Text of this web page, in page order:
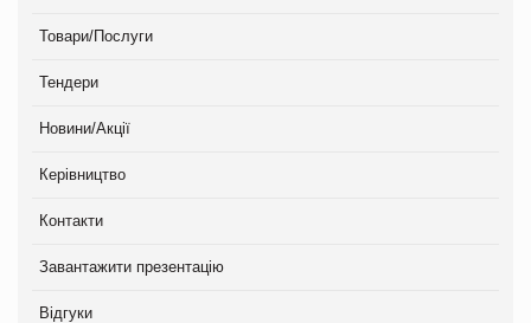
Товари/Послуги
Тендери
Новини/Акції
Керівництво
Контакти
Завантажити презентацію
Відгуки